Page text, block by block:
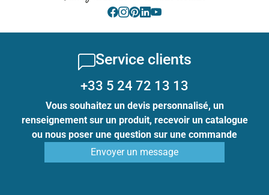
Service clients
+33 5 24 72 13 13
Vous souhaitez un devis personnalisé, un
renseignement sur un produit, recevoir un catalogue
ou nous poser une question sur une commande
Envoyer un message